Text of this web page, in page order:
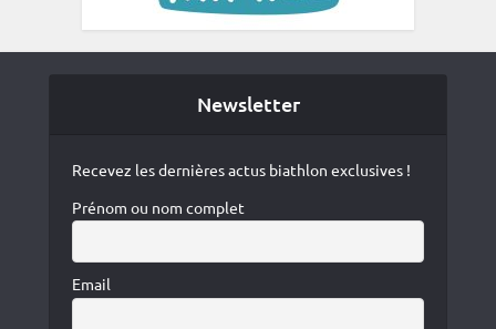
Newsletter
Recevez les dernières actus biathlon exclusives !
Prénom ou nom complet
Email